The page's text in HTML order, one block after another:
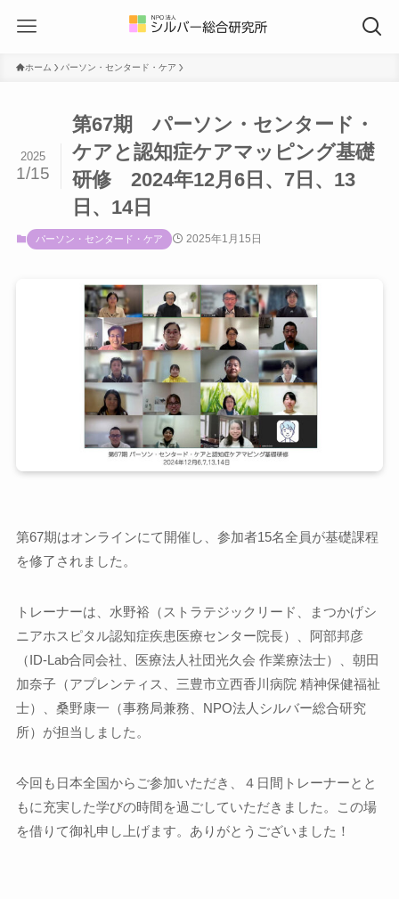
ホーム パーソン・センタード・ケア
第67期 パーソン・センタード・
ケアと認知症ケアマッピング基礎
研修 2024年12月6日、7日、13
日、14日
2025
1/15
パーソン・センタード・ケア 2025年1月15日
第67期はオンラインにて開催し、参加者15名全員が基礎課程
を修了されました。
トレーナーは、水野裕（ストラテジックリード、まつかげシ
ニアホスピタル認知症疾患医療センター院長）、阿部邦彦
（ID-Lab合同会社、医療法人社団光久会 作業療法士）、朝田
加奈子（アプレンティス、三豊市立西香川病院 精神保健福祉
士）、桑野康一（事務局兼務、NPO法人シルバー総合研究
所）が担当しました。
今回も日本全国からご参加いただき、４日間トレーナーとと
もに充実した学びの時間を過ごしていただきました。この場
を借りて御礼申し上げます。ありがとうございました！